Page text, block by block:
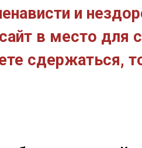
и
в место для
сдержаться,